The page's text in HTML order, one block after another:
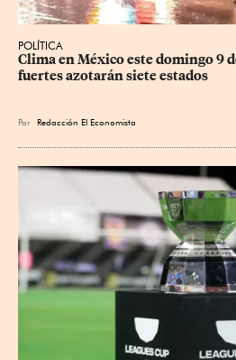
POLÍTICA
Clima en México este domingo 9
fuertes azotarán siete estados
Por Redacción El Economista